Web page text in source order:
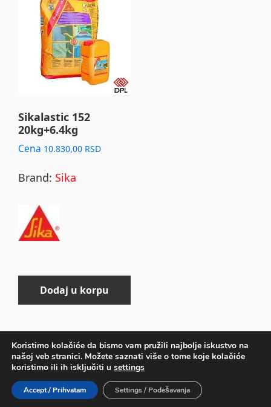
Sikalastic 152
20kg+6.4kg
Cena 10.830,00 RSD
Brand: Sika
Dodaj u korpu
Primary
Sidebar
COPYRIGHT © 2026 ·DEVKIT PARALLAXON
FRAMEWORK ·WORDPRESS·LOG IN
Koristimo kolačiće da bismo vam pružili najbolje iskustvo na
našoj veb stranici. Možete saznati više o tome koje kolačiće
koristimo ili ih isključiti u settings
Accept / Prihvatam Settings / Podešavanja